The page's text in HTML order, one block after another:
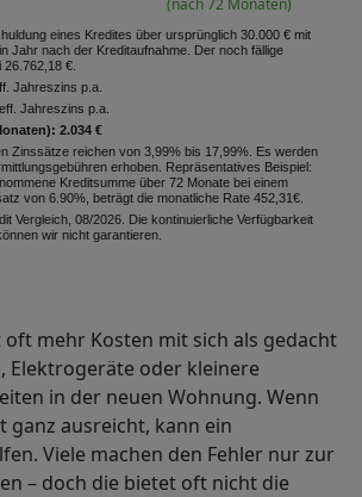
(nach 72 Monaten)
eines Kredites über ursprünglich 30.000 € mit
Jahr nach der Kreditaufnahme. Der noch fällige
€.
Jahreszins p.a.
eff. Jahreszins p.a.
2.034 €
Zinssätze reichen von 3,99% bis 17,99%. Es werden
erhoben. Repräsentatives Beispiel:
Kreditsumme über 72 Monate bei einem
von 6.90%, beträgt die monatliche Rate 452,31€.
Vergleich, 08/2026. Die kontinuierliche Verfügbarkeit
wir nicht garantieren.
mehr Kosten mit sich als gedacht
Elektrogeräte oder kleinere
in der neuen Wohnung. Wenn
ganz ausreicht, kann ein
Viele machen den Fehler nur zur
– doch die bietet oft nicht die